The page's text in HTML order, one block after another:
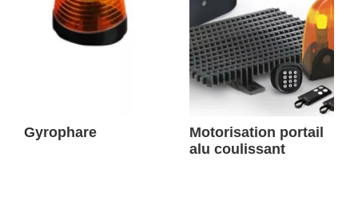
Gyrophare
Motorisation portail
alu coulissant